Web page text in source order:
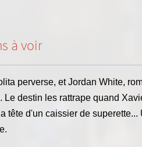
à voir
perverse, et Jordan White,
Le destin les rattrape quand
tête d'un caissier de